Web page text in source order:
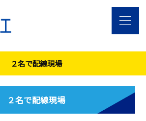
２名で配線現場
２名で配線現場